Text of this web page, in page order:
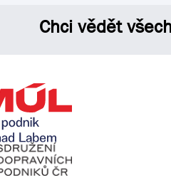
Chci vědět